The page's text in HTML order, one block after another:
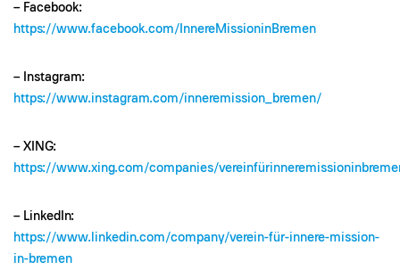
– Facebook:
https://www.facebook.com/InnereMissioninBremen
– Instagram:
https://www.instagram.com/inneremission_bremen/
– XING:
https://www.xing.com/companies/
– LinkedIn:
https://www.linkedin.com/company/verein-für-innere-mission-
in-bremen